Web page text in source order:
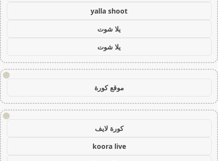
yalla shoot
يلا شوت
يلا شوت
!
موقع كورة
!
كورة لايف
koora live